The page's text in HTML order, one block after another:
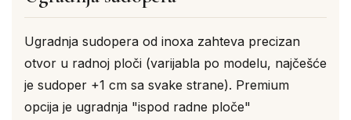
Ugradnja sudopera od inoxa zahteva precizan
otvor u radnoj ploči (varijabla po modelu, najčešće
je sudoper +1 cm sa svake strane). Premium
opcija je ugradnja "ispod radne ploče"